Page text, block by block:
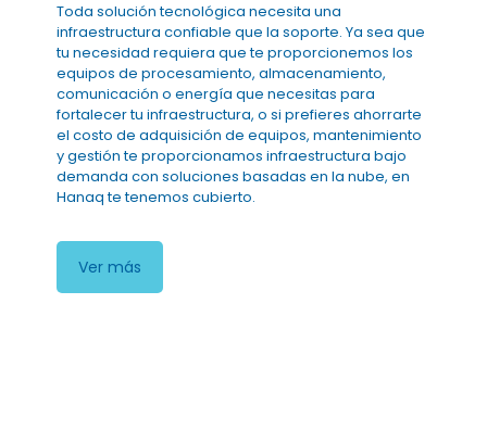
Toda solución tecnológica necesita una
infraestructura confiable que la soporte. Ya sea que
tu necesidad requiera que te proporcionemos los
equipos de procesamiento, almacenamiento,
comunicación o energía que necesitas para
fortalecer tu infraestructura, o si prefieres ahorrarte
el costo de adquisición de equipos, mantenimiento
y gestión te proporcionamos infraestructura bajo
demanda con soluciones basadas en la nube, en
Hanaq te tenemos cubierto.
Ver más